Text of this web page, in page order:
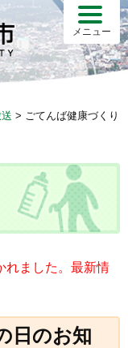
メニュー
> ごてんば健康づくり
れました。最新情
日のお知